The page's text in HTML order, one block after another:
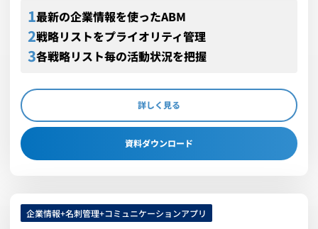
最新の企業情報を使ったABM
戦略リストをプライオリティ管理
各戦略リスト毎の活動状況を把握
詳しく見る
資料ダウンロード
企業情報+名刺管理+コミュニケーションアプリ